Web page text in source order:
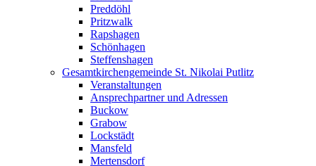
Preddöhl
Pritzwalk
Rapshagen
Schönhagen
Steffenshagen
Gesamtkirchengemeinde St. Nikolai Putlitz
Veranstaltungen
Ansprechpartner und Adressen
Buckow
Grabow
Lockstädt
Mansfeld
Mertensdorf